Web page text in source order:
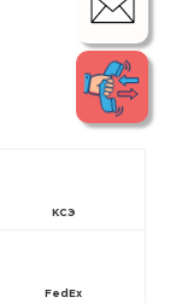
КСЭ
FedEx